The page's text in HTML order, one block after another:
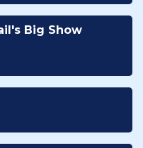
Big Show